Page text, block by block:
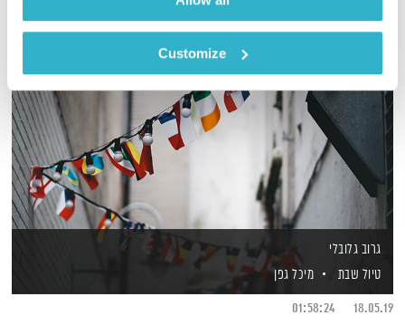
Customize
גרוב גלובלי
טיול שבת
מיכל גפן
18.05.19
01:58:24